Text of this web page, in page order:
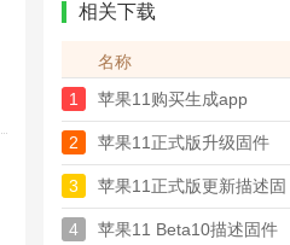
相关下载
名称
1 苹果11购买生成app
2 苹果11正式版升级固件
3 苹果11正式版更新描述固
件
4 苹果11 Beta10描述固件